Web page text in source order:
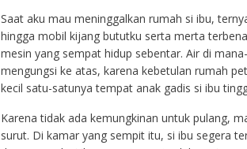
Saat aku mau meninggalkan rumah si ibu,
hingga mobil kijang bututku serta merta
mesin yang sempat hidup sebentar. Air di
mengungsi ke atas, karena kebetulan rumah
kecil satu-satunya tempat anak gadis si ibu
Karena tidak ada kemungkinan untuk pulang,
surut. Di kamar yang sempit itu, si ibu segera